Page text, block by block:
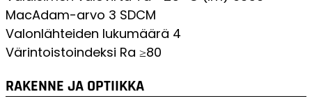
MacAdam-arvo 3 SDCM
Valonlähteiden lukumäärä 4
Värintoistoindeksi Ra ≥80
RAKENNE JA OPTIIKKA